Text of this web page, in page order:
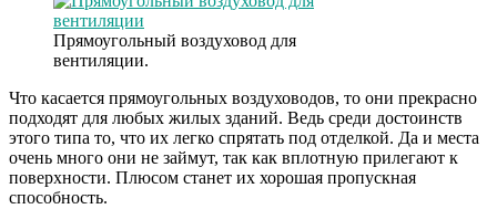
Прямоугольный воздуховод для
вентиляции.
Что касается прямоугольных воздуховодов, то они прекрасно
подходят для любых жилых зданий. Ведь среди достоинств
этого типа то, что их легко спрятать под отделкой. Да и места
очень много они не займут, так как вплотную прилегают к
поверхности. Плюсом станет их хорошая пропускная
способность.